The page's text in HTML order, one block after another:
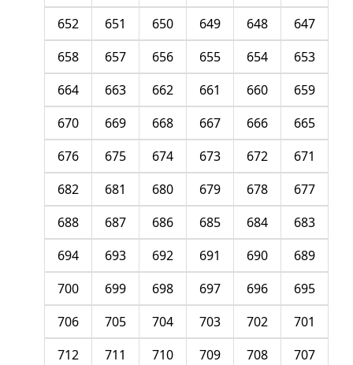
647
648
649
650
651
652
653
654
655
656
657
658
659
660
661
662
663
664
665
666
667
668
669
670
671
672
673
674
675
676
677
678
679
680
681
682
683
684
685
686
687
688
689
690
691
692
693
694
695
696
697
698
699
700
701
702
703
704
705
706
707
708
709
710
711
712